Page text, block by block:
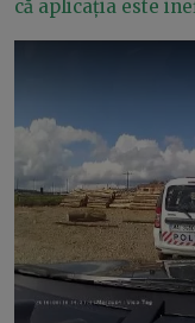
că aplicația este